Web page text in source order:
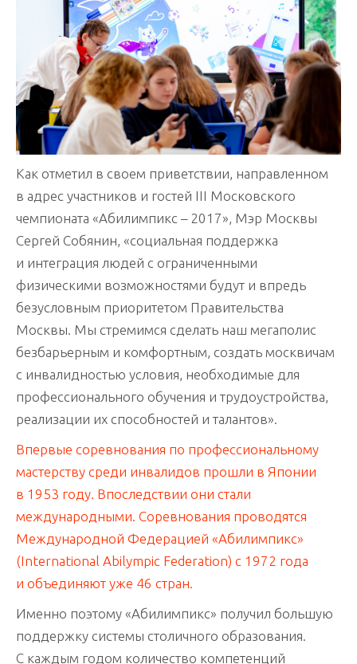
Как отметил в своем приветствии, направленном
в адрес участников и гостей III Московского
чемпионата «Абилимпикс – 2017», Мэр Москвы
Сергей Собянин, «социальная поддержка
и интеграция людей с ограниченными
физическими возможностями будут и впредь
безусловным приоритетом Правительства
Москвы. Мы стремимся сделать наш мегаполис
безбарьерным и комфортным, создать москвичам
с инвалидностью условия, необходимые для
профессионального обучения и трудоустройства,
реализации их способностей и талантов».
Впервые соревнования по профессиональному
мастерству среди инвалидов прошли в Японии
в 1953 году. Впоследствии они стали
международными. Соревнования проводятся
Международной Федерацией «Абилимпикс»
(International Abilympic Federation) с 1972 года
и объединяют уже 46 стран.
Именно поэтому «Абилимпикс» получил большую
поддержку системы столичного образования.
С каждым годом количество компетенций